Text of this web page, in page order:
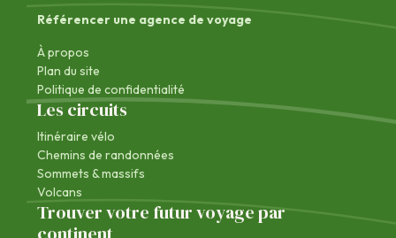
Référencer une agence de voyage
À propos
Plan du site
Politique de confidentialité
Les circuits
Itinéraire vélo
Chemins de randonnées
Sommets & massifs
Volcans
Trouver votre futur voyage par